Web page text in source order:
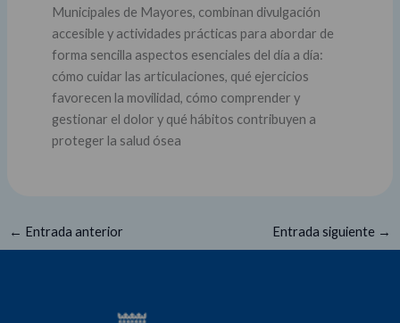
Municipales de Mayores, combinan divulgación
accesible y actividades prácticas para abordar de
forma sencilla aspectos esenciales del día a día:
cómo cuidar las articulaciones, qué ejercicios
favorecen la movilidad, cómo comprender y
gestionar el dolor y qué hábitos contribuyen a
proteger la salud ósea
← Entrada anterior Entrada siguiente →